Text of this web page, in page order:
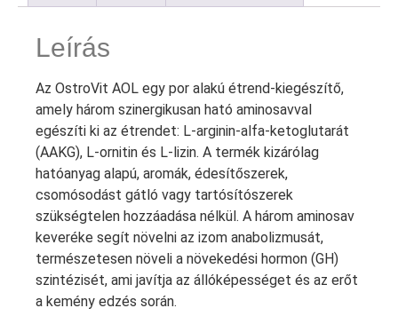
Leírás
Az OstroVit AOL egy por alakú étrend-kiegészítő,
amely három szinergikusan ható aminosavval
egészíti ki az étrendet: L-arginin-alfa-ketoglutarát
(AAKG), L-ornitin és L-lizin. A termék kizárólag
hatóanyag alapú, aromák, édesítőszerek,
csomósodást gátló vagy tartósítószerek
szükségtelen hozzáadása nélkül. A három aminosav
keveréke segít növelni az izom anabolizmusát,
természetesen növeli a növekedési hormon (GH)
szintézisét, ami javítja az állóképességet és az erőt
a kemény edzés során.